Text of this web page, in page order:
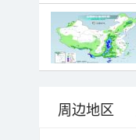
周边地区